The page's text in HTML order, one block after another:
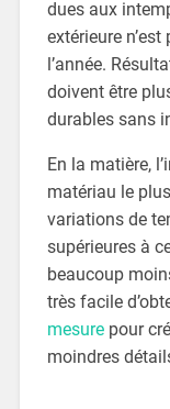
dues aux
extérieure
l’année.
doivent être
durables sans
En la matière,
matériau le
variations de
supérieures à
beaucoup
très facile
mesurepour
moindres